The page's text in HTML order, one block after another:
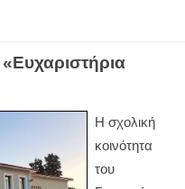
Η σχολική
κοινότητα
του